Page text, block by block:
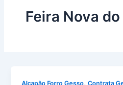
Feira Nova
Alçapão Forro Gesso,Contrata